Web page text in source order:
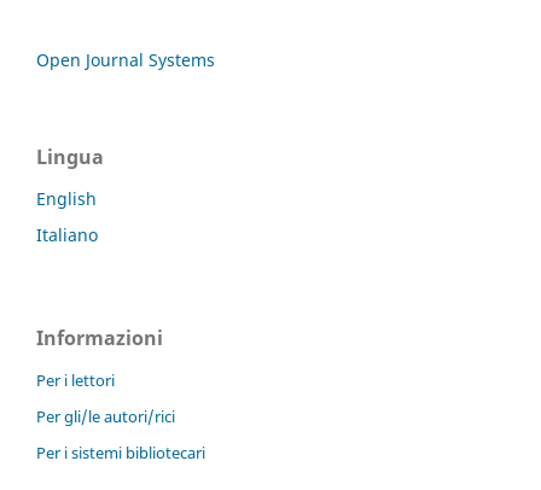
Open Journal Systems
Lingua
English
Italiano
Informazioni
Per i lettori
Per gli/le autori/rici
Per i sistemi bibliotecari